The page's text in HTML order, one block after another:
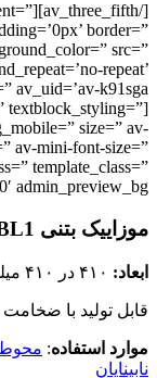
border=”
src=”
repeat’
av_uid=’av-k91sga’]
textblock_styling=”
size=” av-
av-mini-font-size=”
template_class=”
admin_preview_bg=”]
موزاییک بتنی BL1
ابعاد:
قابل تولید با ضخامت ۳۰ میلی متر نیز است.
موارد استفاده:
نابینایان